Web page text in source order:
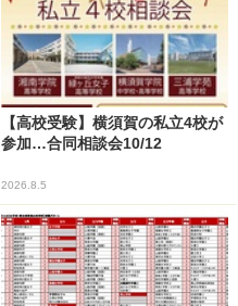
【高校受験】横須賀の私立4校が
参加…合同相談会10/12
2026.8.5